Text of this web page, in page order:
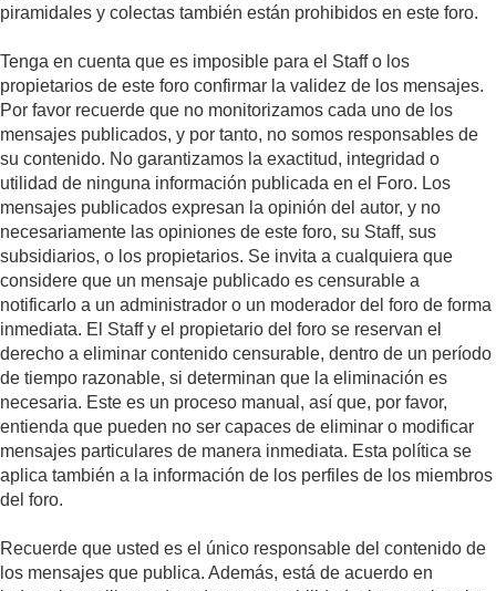
piramidales y colectas también están prohibidos en este foro.
Tenga en cuenta que es imposible para el Staff o los
propietarios de este foro confirmar la validez de los mensajes.
Por favor recuerde que no monitorizamos cada uno de los
mensajes publicados, y por tanto, no somos responsables de
su contenido. No garantizamos la exactitud, integridad o
utilidad de ninguna información publicada en el Foro. Los
mensajes publicados expresan la opinión del autor, y no
necesariamente las opiniones de este foro, su Staff, sus
subsidiarios, o los propietarios. Se invita a cualquiera que
considere que un mensaje publicado es censurable a
notificarlo a un administrador o un moderador del foro de forma
inmediata. El Staff y el propietario del foro se reservan el
derecho a eliminar contenido censurable, dentro de un período
de tiempo razonable, si determinan que la eliminación es
necesaria. Este es un proceso manual, así que, por favor,
entienda que pueden no ser capaces de eliminar o modificar
mensajes particulares de manera inmediata. Esta política se
aplica también a la información de los perfiles de los miembros
del foro.
Recuerde que usted es el único responsable del contenido de
los mensajes que publica. Además, está de acuerdo en